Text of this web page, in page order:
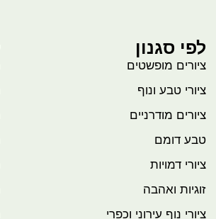
לפי סגנון
ציורים מופשטים
ציורי טבע ונוף
ציורים מודרניים
טבע דומם
ציורי דמויות
זוגיות ואהבה
ציורי נוף עירוני וכפרי